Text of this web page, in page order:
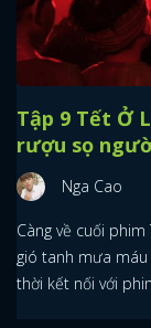
Tập 9 Tết Ở
rượu sọ
Nga Cao
Càng về cuối
gió tanh mưa
thời kết nối với